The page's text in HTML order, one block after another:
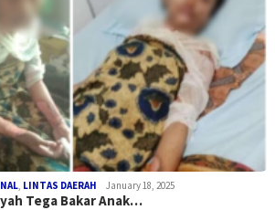
, LINTAS DAERAH January 18, 2025
Tega Bakar Anak…